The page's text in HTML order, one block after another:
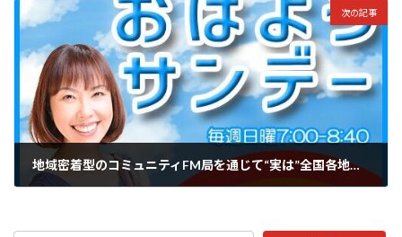
次の記事
地域密着型のコミュニティFM局を通じて“実は”全国各地で聴くことができるオススメのラジオ番組（2024年8月版）